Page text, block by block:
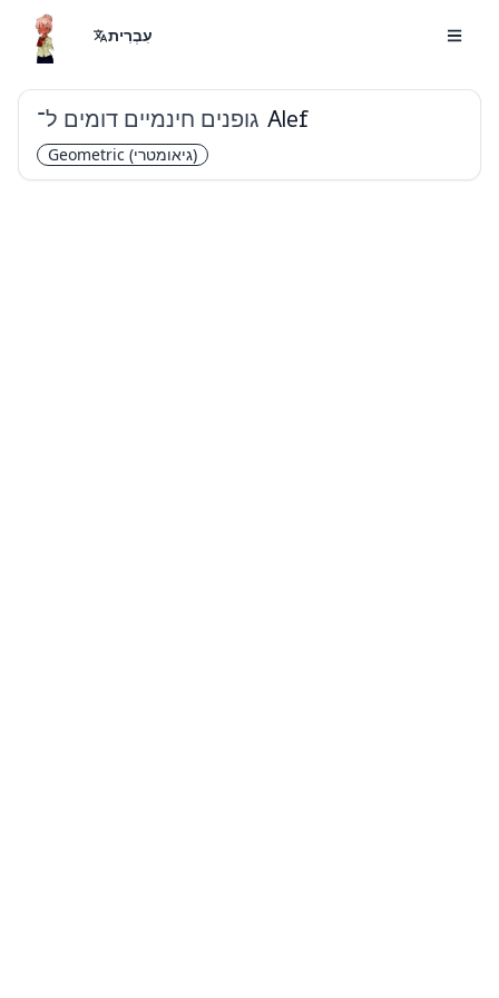
עִבְרִית
גופנים חינמיים דומים ל־ Alef
Geometric (גיאומטרי)